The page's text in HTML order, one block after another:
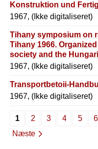
Konstruktion und
1967, (Ikke digitaliseret)
Tihany symposium on
Tihany 1966.
society and the
commission.
1967, (Ikke digitaliseret)
Transportbetoii-
1967, (Ikke digitaliseret)
1 2 3 4 5 6
Næste